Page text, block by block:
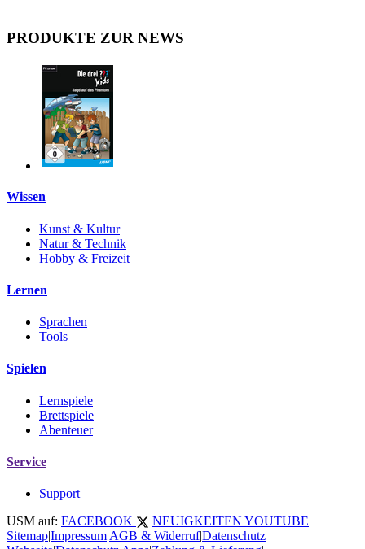
PRODUKTE ZUR NEWS
Wissen
Kunst & Kultur
Natur & Technik
Hobby & Freizeit
Lernen
Sprachen
Tools
Spielen
Lernspiele
Brettspiele
Abenteuer
Service
Support
USM auf: FACEBOOK NEUIGKEITEN YOUTUBE
Sitemap|Impressum|AGB & Widerruf|Datenschutz